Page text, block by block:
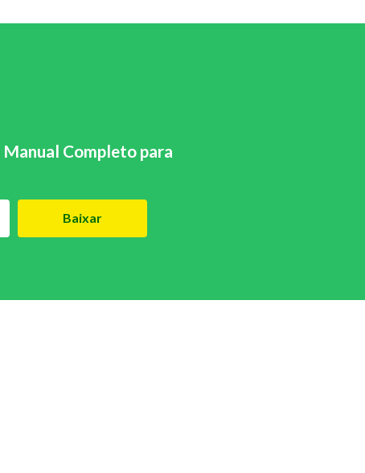
Manual Completo para
Baixar